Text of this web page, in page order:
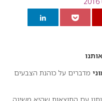
מדברים על כוהנת הצבעים